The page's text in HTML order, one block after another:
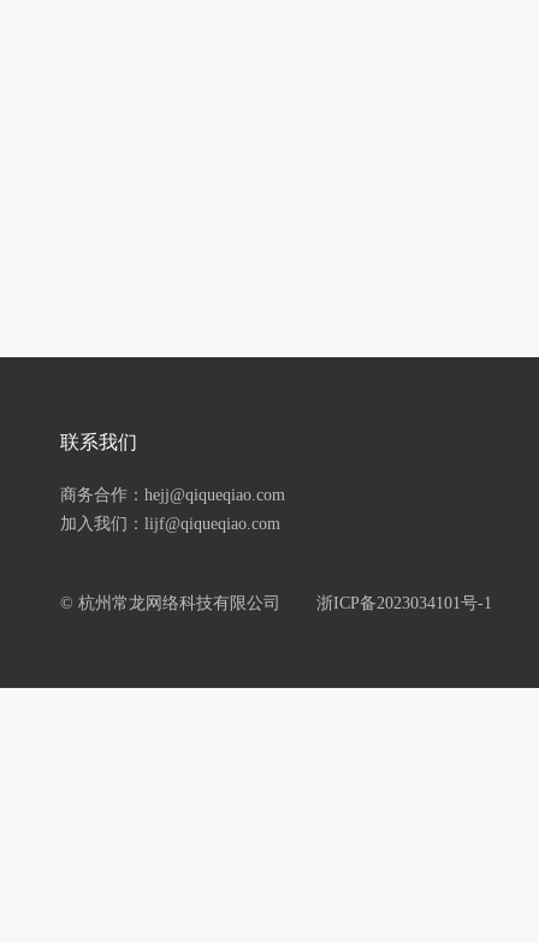
联系我们
商务合作：hejj@qiqueqiao.com
加入我们：lijf@qiqueqiao.com
© 杭州常龙网络科技有限公司 浙ICP备2023034101号-1